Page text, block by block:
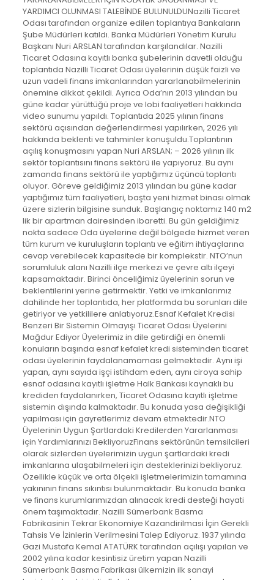
YARDIMCI OLUNMASI TALEBİNDE BULUNULDUNazilli Ticaret
Odası tarafından organize edilen toplantıya Bankaların
Şube Müdürleri katıldı. Banka Müdürleri Yönetim Kurulu
Başkanı Nuri ARSLAN tarafından karşılandılar. Nazilli
Ticaret Odasına kayıtlı banka şubelerinin davetli olduğu
toplantıda Nazilli Ticaret Odası üyelerinin düşük faizli ve
uzun vadeli finans imkanlarından yararlanabilmelerinin
önemine dikkat çekildi. Ayrıca Oda’nın 2013 yılından bu
güne kadar yürüttüğü proje ve lobi faaliyetleri hakkında
video sunumu yapıldı. Toplantıda 2025 yılının finans
sektörü açısından değerlendirmesi yapılırken, 2026 yılı
hakkında beklenti ve tahminler konuşuldu.Toplantının
açılış konuşmasını yapan Nuri ARSLAN; – 2026 yılının ilk
sektör toplantısını finans sektörü ile yapıyoruz. Bu aynı
zamanda finans sektörü ile yaptığımız üçüncü toplantı
oluyor. Göreve geldiğimiz 2013 yılından bu güne kadar
yaptığımız tüm faaliyetleri, başta yeni hizmet binası olmak
üzere sizlerin bilgisine sunduk. Başlangıç noktamız 140 m2
lik bir apartman dairesinden ibaretti. Bu gün geldiğimiz
nokta sadece Oda üyelerine değil bölgede hizmet veren
tüm kurum ve kuruluşların toplantı ve eğitim ihtiyaçlarına
cevap verebilecek kapasitede bir komplekstir. NTO’nun
sorumluluk alanı Nazilli ilçe merkezi ve çevre altı ilçeyi
kapsamaktadır. Birinci önceliğimiz üyelerinin sorun ve
beklentilerini yerine getirmektir. Yetki ve imkanlarımız
dahilinde her toplantıda, her platformda bu sorunları dile
getiriyor ve yetkililere anlatıyoruz.Esnaf Kefalet Kredisi
Benzeri Bir Sistemin Olmayışı Ticaret Odası Üyelerini
Mağdur Ediyor Üyelerimiz in dile getirdiği en önemli
konuların başında esnaf kefalet kredi sisteminden ticaret
odası üyelerinin faydalanamaması gelmektedir. Aynı işi
yapan, aynı sayıda işçi istihdam eden, aynı ciroya sahip
esnaf odasına kayıtlı işletme Halk Bankası kaynaklı bu
krediden faydalanırken, Ticaret Odasına kayıtlı işletme
sistemin dışında kalmaktadır. Bu konuda yasa değişikliği
yapılması için gayretlerimiz devam etmektedir.NTO
Üyelerinin Uygun Şartlardaki Kredilerden Yararlanması
için Yardımlarınızı BekliyoruzFinans sektörünün temsilcileri
olarak sizlerden üyelerimizin uygun şartlardaki kredi
imkanlarına ulaşabilmeleri için desteklerinizi bekliyoruz.
Özellikle küçük ve orta ölçekli işletmelerimizin tamamına
yakınının finans sıkıntısı bulunmaktadır. Bu konuda banka
ve finans kurumlarımızdan alınacak kredi desteği hayati
önem taşımaktadır. Nazilli Sümerbank Basma
Fabrikasinin Tekrar Ekonomiye Kazandirilmasi İçin Gerekli
Tahsis Ve İzinlerin Verilmesini Talep Ediyoruz. 1937 yılında
Gazi Mustafa Kemal ATATÜRK tarafından açılışı yapılan ve
2002 yılına kadar kesintisiz üretim yapan Nazilli
Sümerbank Basma Fabrikası ülkemizin ilk sanayi